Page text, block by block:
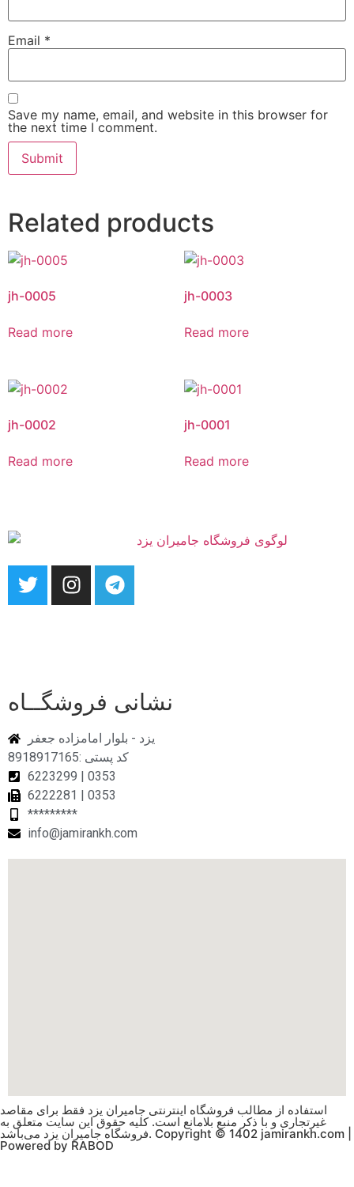
Email *
Save my name, email, and website in this browser for
the next time I comment.
Related products
jh-0005
Read more
jh-0003
Read more
jh-0002
Read more
jh-0001
Read more
نشانی فروشگــاه
یزد - بلوار امامزاده جعفر
کد پستی :8918917165
6223299 | 0353
6222281 | 0353
*********
info@jamirankh.com
استفاده از مطالب فروشگاه اینترنتی جامیران یزد فقط برای مقاصد
غیرتجاری و با ذکر منبع بلامانع است. کلیه حقوق این سایت متعلق به
فروشگاه جامیران یزد می‌باشد. Copyright © 1402 jamirankh.com |
Powered by RABOD